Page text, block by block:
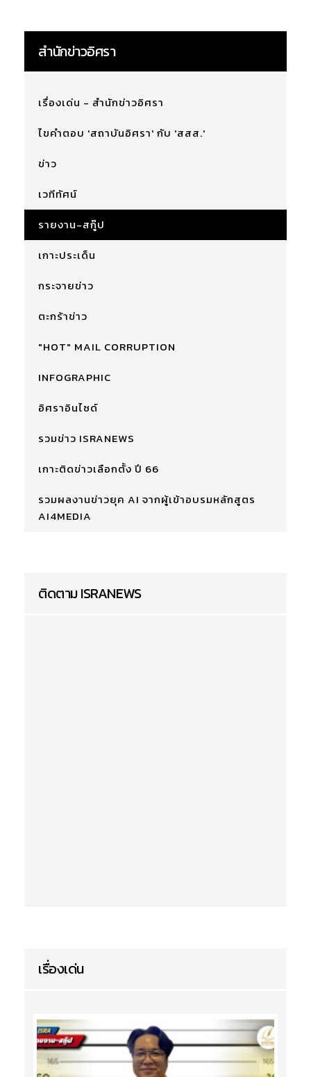
สำนักข่าวอิศรา
เรื่องเด่น - สำนักข่าวอิศรา
ไขคำตอบ 'สถาบันอิศรา' กับ 'สสส.'
ข่าว
เวทีทัศน์
รายงาน-สกู๊ป
เกาะประเด็น
กระจายข่าว
ตะกร้าข่าว
"HOT" MAIL CORRUPTION
INFOGRAPHIC
อิศราอินไซด์
รวมข่าว ISRANEWS
เกาะติดข่าวเลือกตั้ง ปี 66
รวมผลงานข่าวยุค AI จากผู้เข้าอบรมหลักสูตร
AI4MEDIA
ติดตาม ISRANEWS
เรื่องเด่น